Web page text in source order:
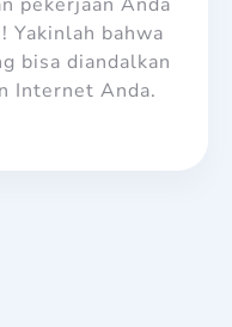
Yakinlah bahwa
bisa diandalkan
Internet Anda.